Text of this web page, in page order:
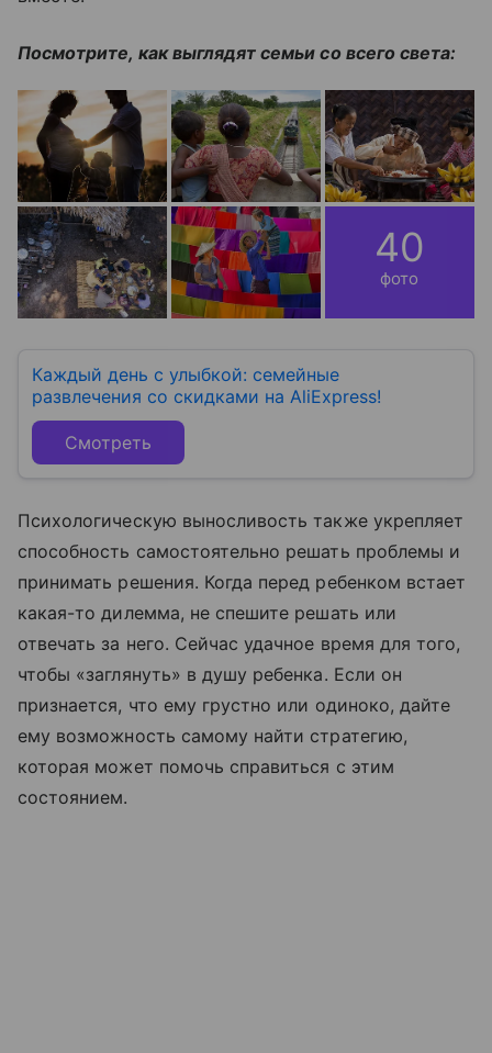
Посмотрите, как выглядят семьи со всего света:
40
фото
Каждый день с улыбкой: семейные
развлечения со скидками на AliExpress!
Смотреть
Психологическую выносливость также укрепляет
способность самостоятельно решать проблемы и
принимать решения. Когда перед ребенком встает
какая-то дилемма, не спешите решать или
отвечать за него. Сейчас удачное время для того,
чтобы «заглянуть» в душу ребенка. Если он
признается, что ему грустно или одиноко, дайте
ему возможность самому найти стратегию,
которая может помочь справиться с этим
состоянием.